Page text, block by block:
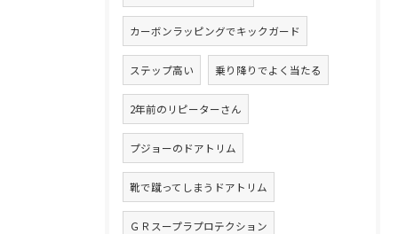
カーボンラッピングでキックガード
ステップ高い 乗り降りでよく当たる
2年前のリピーターさん
プジョーのドアトリム
靴で蹴ってしまうドアトリム
ＧＲスープラプロテクション